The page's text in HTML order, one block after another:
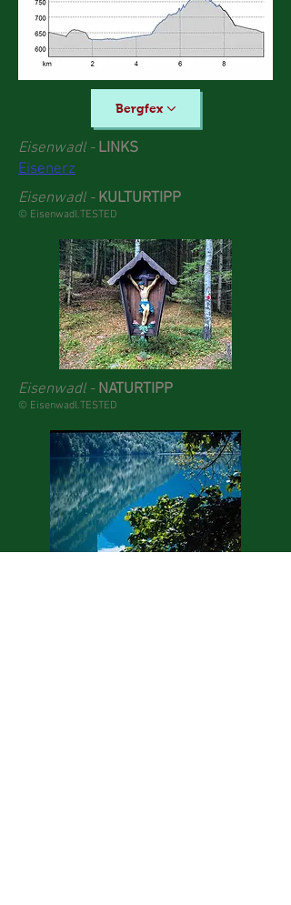
Bergfex
Eisenwadl - LINKS
Eisenerz
Eisenwadl - KULTURTIPP
© Eisenwadl.TESTED
Eisenwadl - NATURTIPP
© Eisenwadl.TESTED